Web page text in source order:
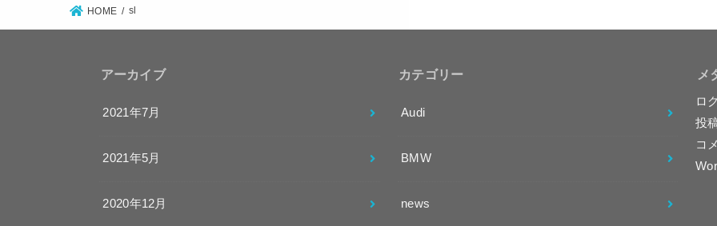
HOME sl
アーカイブ
2021年7月
2021年5月
2020年12月
カテゴリー
Audi
BMW
news
メ
ロ
投
コ